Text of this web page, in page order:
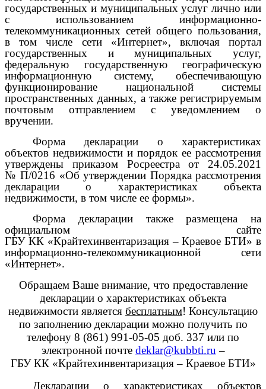
государственных и муниципальных услуг лично или
с использованием информационно-
телекоммуникационных сетей общего пользования,
в том числе сети «Интернет», включая портал
государственных и муниципальных услуг,
федеральную государственную географическую
информационную систему, обеспечивающую
функционирование национальной системы
пространственных данных, а также регистрируемым
почтовым отправлением с уведомлением о
вручении.
Форма декларации о характеристиках
объектов недвижимости и порядок ее рассмотрения
утверждены приказом Росреестра от 24.05.2021
№ П/0216 «Об утверждении Порядка рассмотрения
декларации о характеристиках объекта
недвижимости, в том числе ее формы».
Форма декларации также размещена на
официальном сайте
ГБУ КК «Крайтехинвентаризация – Краевое БТИ» в
информационно-телекоммуникационной сети
«Интернет».
Обращаем Ваше внимание, что предоставление
декларации о характеристиках объекта
недвижимости является бесплатным! Консультацию
по заполнению декларации можно получить по
телефону 8 (861) 991-05-05 доб. 337 или по
электронной почте deklar@kubbti.ru –
ГБУ КК «Крайтехинвентаризация – Краевое БТИ»
Декларации о характеристиках объектов